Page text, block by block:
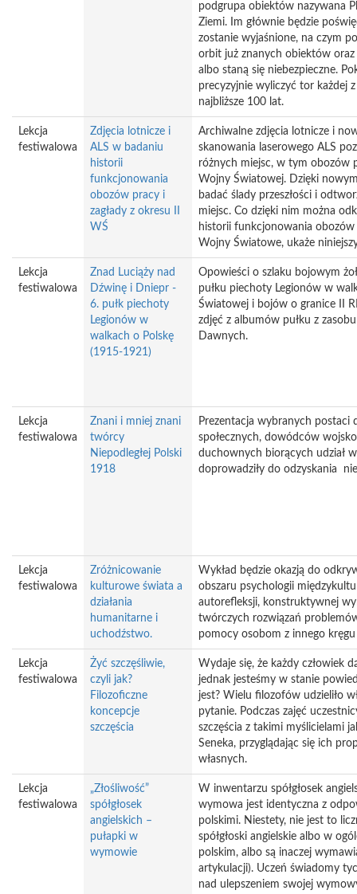
podgrupa obiektów nazywana
Ziemi. Im głównie będzie
zostanie wyjaśnione, na czym
orbit już znanych obiektów oraz
albo staną się niebezpieczne.
precyzyjnie wyliczyć tor każdej
najbliższe 100 lat.
Lekcja
festiwalowa
Zdjęcia lotnicze i
ALS w badaniu
historii
funkcjonowania
obozów pracy i
zagłady z okresu II
WŚ
Archiwalne zdjęcia lotnicze i
skanowania laserowego ALS
różnych miejsc, w tym obozów
Wojny Światowej. Dzięki
badać ślady przeszłości i
miejsc. Co dzięki nim można
historii funkcjonowania obozów
Wojny Światowe, ukaże
Lekcja
festiwalowa
Znad Luciąży nad
Dźwinę i Dniepr -
6. pułk piechoty
Legionów w
walkach o Polskę
(1915-1921)
Opowieści o szlaku bojowym
pułku piechoty Legionów w
Światowej i bojów o granice II
zdjęć z albumów pułku z
Dawnych.
Lekcja
festiwalowa
Znani i mniej znani
twórcy
Niepodległej Polski
1918
Prezentacja wybranych postaci
społecznych, dowódców
duchownych biorących udział
doprowadziły do odzyskania
Lekcja
festiwalowa
Zróżnicowanie
kulturowe świata a
działania
humanitarne i
uchodźstwo.
Wykład będzie okazją do
obszaru psychologii
autorefleksji, konstruktywnej
twórczych rozwiązań
pomocy osobom z innego
Lekcja
festiwalowa
Żyć szczęśliwie,
czyli jak?
Filozoficzne
koncepcje
szczęścia
Wydaje się, że każdy człowiek
jednak jesteśmy w stanie
jest? Wielu filozofów udzieliło
pytanie. Podczas zajęć
szczęścia z takimi myślicielami
Seneka, przyglądając się ich
własnych.
Lekcja
festiwalowa
„Złośliwość”
spółgłosek
angielskich –
pułapki w
wymowie
W inwentarzu spółgłosek
wymowa jest identyczna z
polskimi. Niestety, nie jest to
spółgłoski angielskie albo w
polskim, albo są inaczej
artykulacji). Uczeń świadomy
nad ulepszeniem swojej